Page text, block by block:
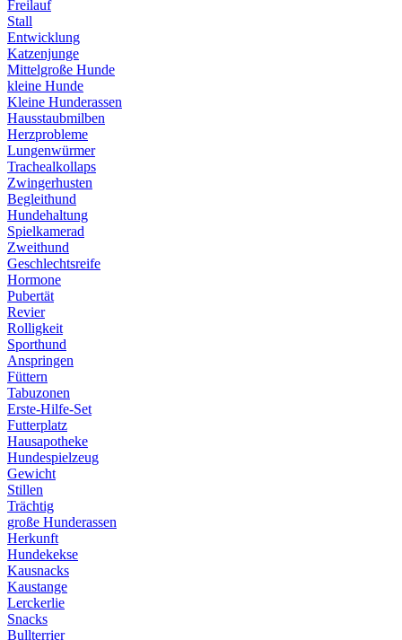
Freilauf
Stall
Entwicklung
Katzenjunge
Mittelgroße Hunde
kleine Hunde
Kleine Hunderassen
Hausstaubmilben
Herzprobleme
Lungenwürmer
Trachealkollaps
Zwingerhusten
Begleithund
Hundehaltung
Spielkamerad
Zweithund
Geschlechtsreife
Hormone
Pubertät
Revier
Rolligkeit
Sporthund
Anspringen
Füttern
Tabuzonen
Erste-Hilfe-Set
Futterplatz
Hausapotheke
Hundespielzeug
Gewicht
Stillen
Trächtig
große Hunderassen
Herkunft
Hundekekse
Kausnacks
Kaustange
Lerckerlie
Snacks
Bullterrier